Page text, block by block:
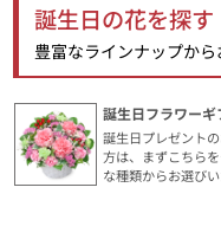
誕生日の花を探す
豊富なラインナップから
誕生日フラワーギ
誕生日プレゼント
方は、まずこちら
な種類からお選びい